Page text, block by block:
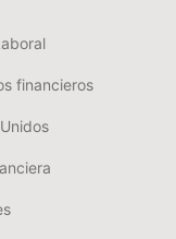
financieros